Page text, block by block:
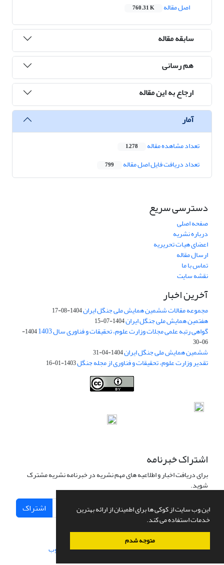
این وب سایت از کوکی ها برای اطمینان از ارائه بهترین
خدمات استفاده می کند.
متوجه شدم
اصل مقاله
760.31 K
سابقه مقاله
هم رسانی
ارجاع به این مقاله
آمار
تعداد مشاهده مقاله 1,278
تعداد دریافت فایل اصل مقاله 799
دسترسی سریع
صفحه اصلی
درباره نشریه
اعضای هیات تحریریه
ارسال مقاله
تماس با ما
نقشه سایت
آخرین اخبار
مجموعه مقالات ششمین همایش ملی جنگل ایران1404-08-17
هفتمین همایش ملی جنگل ایران1404-07-15
گواهی رتبه علمی مجلات وزارت علوم، تحقیقات و فناوری سال 1403
1404-
06-30
ششمین همایش ملی جنگل ایران1404-04-31
تقدیر وزارت علوم، تحقیقات و فناوری از مجله جنگل1403-01-16
اشتراک خبرنامه
برای دریافت اخبار و اطلاعیه های مهم نشریه در خبرنامه نشریه مشترک
شوید.
اشتراک
سامانه مدیریت نشریات علمی.طراحی و پیاده سازی از سیناوب